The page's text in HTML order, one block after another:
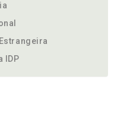
IDP